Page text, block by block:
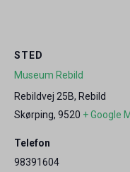
STED
Museum Rebild
Rebildvej 25B, Rebild
Skørping, 9520 + Google
Telefon
98391604